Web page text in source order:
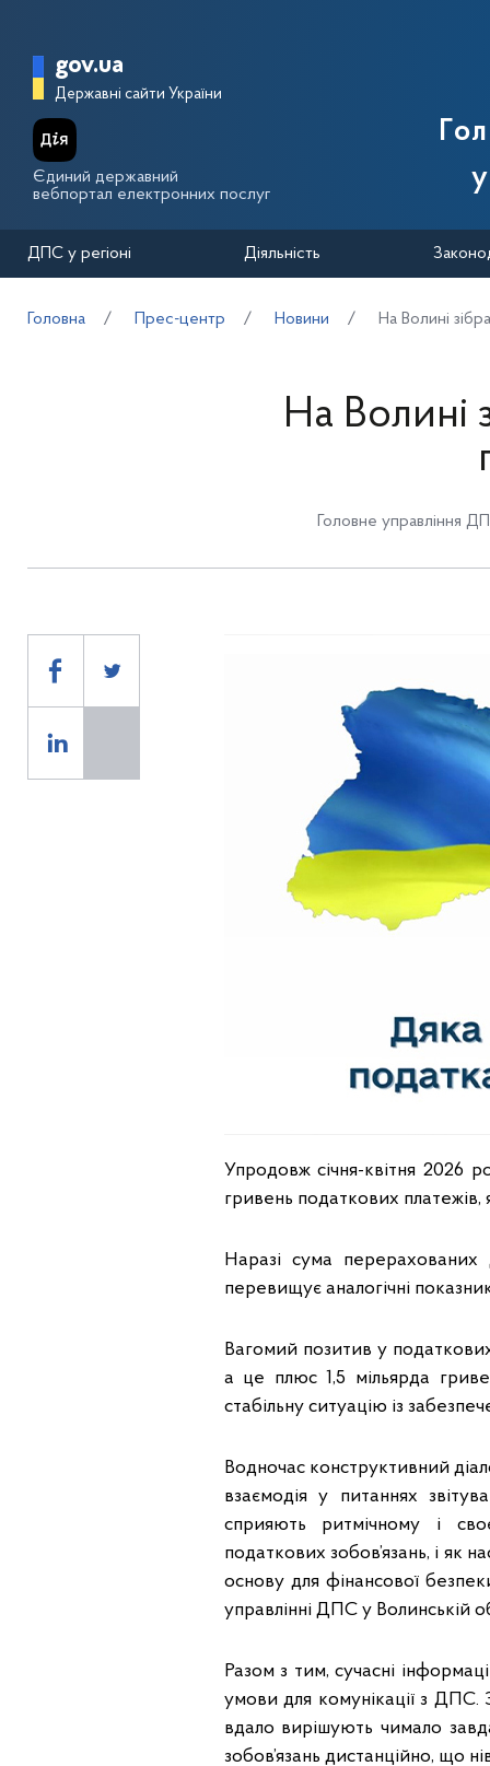
Головна сторінка Державної
gov.ua
Державні сайти України
Єдиний державний
вебпортал електронних послуг
ДПС у регіоні Діяльність
Головна Прес-центр Новини На Волині
На Волині
Головне управління
Упродовж січня-квітня 2026
гривень податкових платежів,
Наразі сума перерахованих
перевищує аналогічні
Вагомий позитив у
а це плюс 1,5 мільярда
стабільну ситуацію із
Водночас конструктивний
взаємодія у питаннях
сприяють ритмічному і
податкових зобов’язань, і як
основу для фінансової
управлінні ДПС у Волинській
Разом з тим, сучасні
умови для комунікації з
вдало вирішують чимало
зобов’язань дистанційно, що